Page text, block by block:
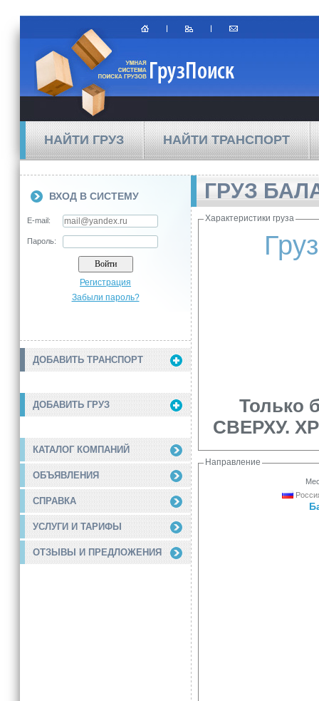
НАЙТИ ГРУЗ НАЙТИ ТРАНСПОРТ
ВХОД В СИСТЕМУ
E-mail:
Пароль:
Регистрация
Забыли пароль?
ДОБАВИТЬ ТРАНСПОРТ
ДОБАВИТЬ ГРУЗ
КАТАЛОГ КОМПАНИЙ
ОБЪЯВЛЕНИЯ
СПРАВКА
УСЛУГИ И ТАРИФЫ
ОТЗЫВЫ И ПРЕДЛОЖЕНИЯ
ГРУЗ
Характеристики груза
Только
СВЕРХУ.
Направление